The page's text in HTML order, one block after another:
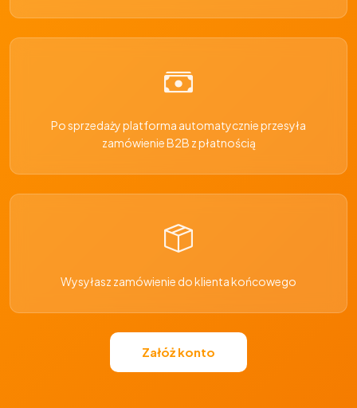
Po sprzedaży platforma automatycznie przesyła
zamówienie B2B z płatnością
Wysyłasz zamówienie do klienta końcowego
Załóż konto